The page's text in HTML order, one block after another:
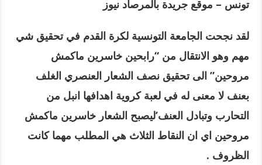
تونس – موقع جريدة بالمرصاد نيوز
لقد نجحت الجامعة التونسية لكرة القدم في تحقيق شي
مهم وهو الانتقال من “رابحين خاسرين ماكمش
مروحين” الى تحقيق نصف الشعار العنصري الغلف
بعنف لا معنى له في لعبة كروية اهدافها انبل من
التحارب وتبادل العنف’ليصبح الشعار خاسرين ماكمش
مروحين اي ان النقاط الثلاث هي المطلب مهما كانت
الظروف .